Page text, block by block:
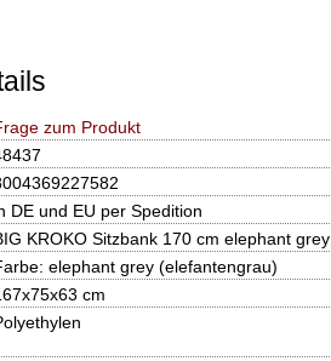
zum Produkt
DE und EU per Spedition
KROKO Sitzbank 170 cm elephant grey
elephant grey (elefantengrau)
cm